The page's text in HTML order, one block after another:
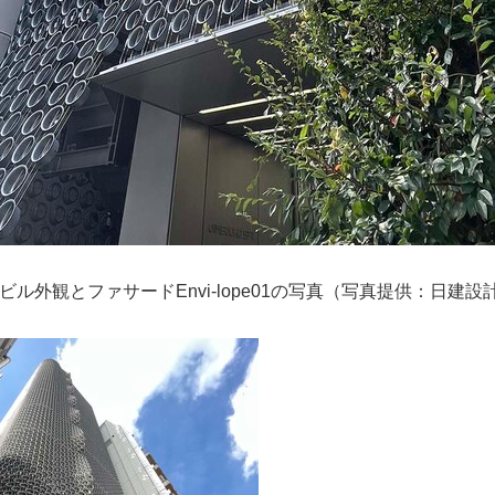
ル外観とファサードEnvi-lope01の写真（写真提供：日建設